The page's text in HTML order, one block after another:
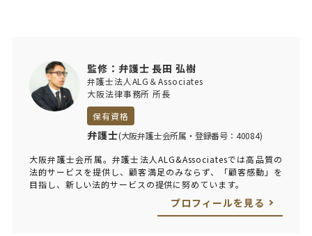
監修：弁護士 長田 弘樹
弁護士法人ALG＆Associates
大阪法律事務所 所長
保有資格
弁護士(大阪弁護士会所属・登録番号：40084)
大阪弁護士会所属。弁護士法人ALG&Associatesでは高品質の
法的サービスを提供し、顧客満足のみならず、「顧客感動」を
目指し、新しい法的サービスの提供に努めています。
プロフィールを見る